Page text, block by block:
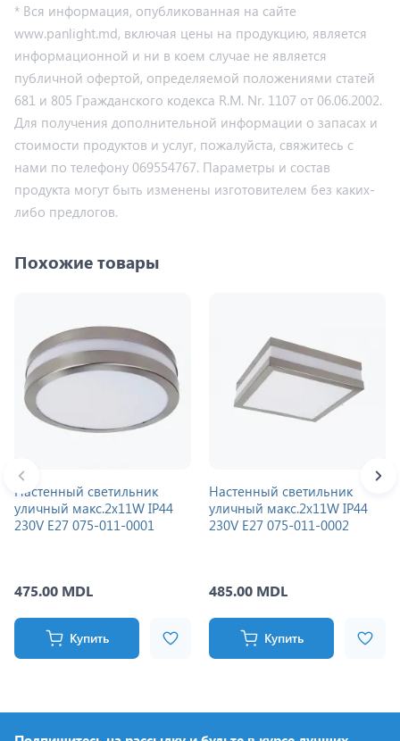
* Вся информация, опубликованная на сайте
www.panlight.md, включая цены на продукцию, является
информационной и ни в коем случае не является
публичной офертой, определяемой положениями статей
681 и 805 Гражданского кодекса R.M. Nr. 1107 от 06.06.2002.
Для получения дополнительной информации о запасах и
стоимости продуктов и услуг, пожалуйста, свяжитесь с
нами по телефону 069554767. Параметры и состав
продукта могут быть изменены изготовителем без каких-
либо предлогов.
Похожие товары
Настенный светильник
уличный макс.2x11W IP44
230V E27 075-011-0001
475.00 MDL
Купить
Настенный светильник
уличный макс.2x11W IP44
230V E27 075-011-0002
485.00 MDL
Купить